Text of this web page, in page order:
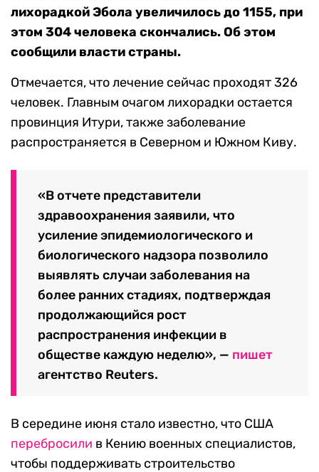
лихорадкой Эбола увеличилось до 1155, при
этом 304 человека скончались. Об этом
сообщили власти страны.
Отмечается, что лечение сейчас проходят 326
человек. Главным очагом лихорадки остается
провинция Итури, также заболевание
распространяется в Северном и Южном Киву.
«В отчете представители
здравоохранения заявили, что
усиление эпидемиологического и
биологического надзора позволило
выявлять случаи заболевания на
более ранних стадиях, подтверждая
продолжающийся рост
распространения инфекции в
обществе каждую неделю», — пишет
агентство Reuters.
В середине июня стало известно, что США
перебросили в Кению военных специалистов,
чтобы поддерживать строительство